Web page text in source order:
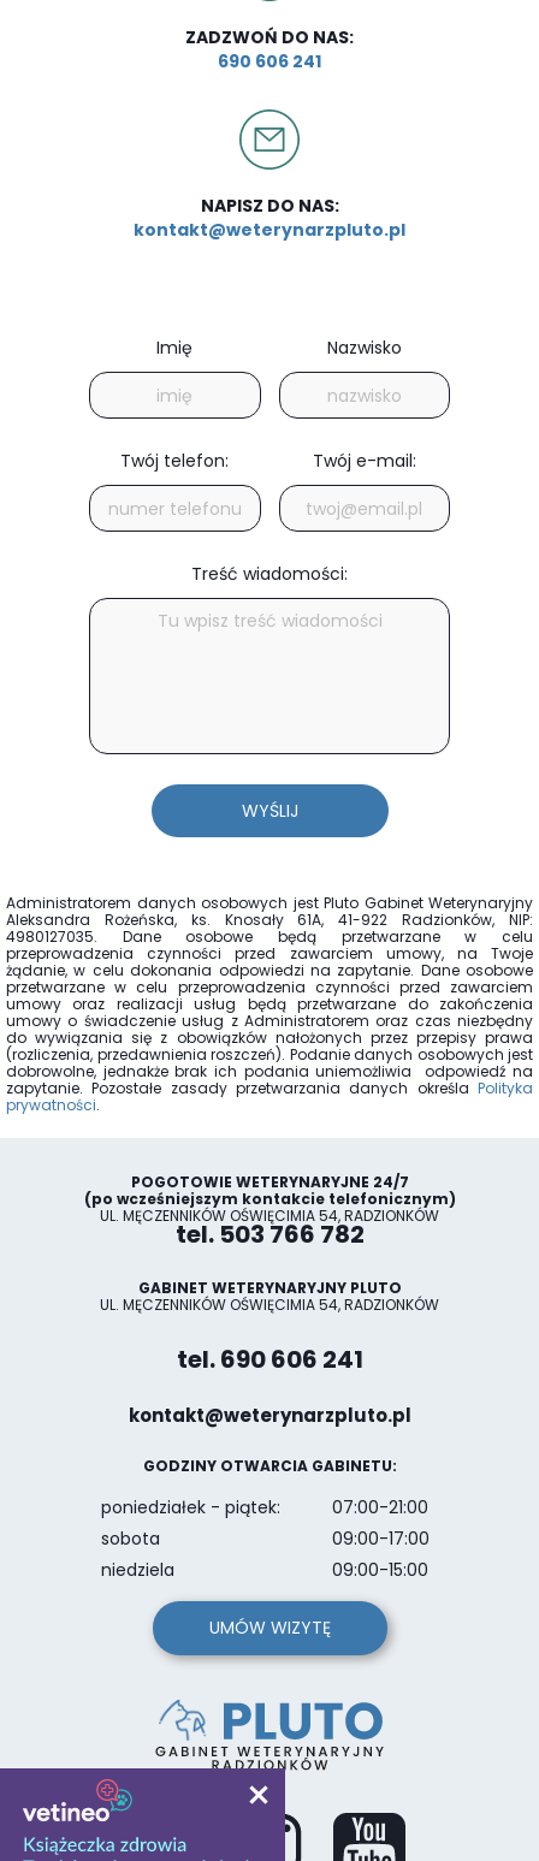
NAPISZ DO NAS:
kontakt@weterynarzpluto.pl
ZADZWOŃ DO NAS:
690 606 241
Administratorem danych osobowych jest Pluto Gabinet Weterynaryjny
Aleksandra Rożeńska, ks. Knosały 61A, 41-922 Radzionków, NIP:
4980127035. Dane osobowe będą przetwarzane w celu
przeprowadzenia czynności przed zawarciem umowy, na Twoje
żądanie, w celu dokonania odpowiedzi na zapytanie. Dane osobowe
przetwarzane w celu przeprowadzenia czynności przed zawarciem
umowy oraz realizacji usług będą przetwarzane do zakończenia
umowy o świadczenie usług z Administratorem oraz czas niezbędny
do wywiązania się z obowiązków nałożonych przez przepisy prawa
(rozliczenia, przedawnienia roszczeń). Podanie danych osobowych jest
dobrowolne, jednakże brak ich podania uniemożliwia odpowiedź na
zapytanie. Pozostałe zasady przetwarzania danych określa Polityka
prywatności.
Imię Nazwisko
Twój telefon: Twój e-mail:
Treść wiadomości:
WYŚLIJ
GODZINY OTWARCIA GABINETU:
poniedziałek - piątek:
07:00-21:00
sobota
09:00-17:00
niedziela
09:00-15:00
POGOTOWIE WETERYNARYJNE 24/7
(po wcześniejszym kontakcie telefonicznym)
UL. MĘCZENNIKÓW OŚWIĘCIMIA 54, RADZIONKÓW
GABINET WETERYNARYJNY PLUTO
UL. MĘCZENNIKÓW OŚWIĘCIMIA 54, RADZIONKÓW
kontakt@weterynarzpluto.pl
tel. 503 766 782
tel. 690 606 241
UMÓW WIZYTĘ